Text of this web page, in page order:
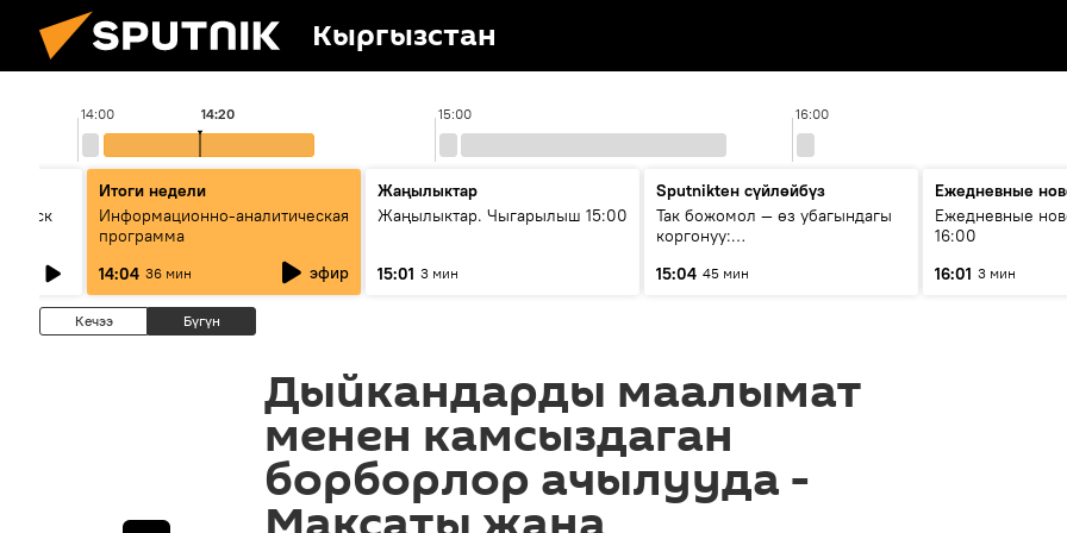
Кыргызстан
14:00 15:00 16:00
14:20
Итоги недели
Информационно-аналитическая
программа
14:04 36 мин эфир
Жаңылыктар
Жаңылыктар. Чыгарылыш 15:00
15:01 3 мин
Sputnikteн сүйлөйбүз
Так божомол — өз убагындагы
коргонуу:
кантип өркүндөтүлүүдө
15:04 45 мин
Ежедневные
Ежедневные
16:00
16:01 3 мин
Кечээ Бүгүн
Дыйкандарды маалымат
менен камсыздаган
борборлор ачылууда -